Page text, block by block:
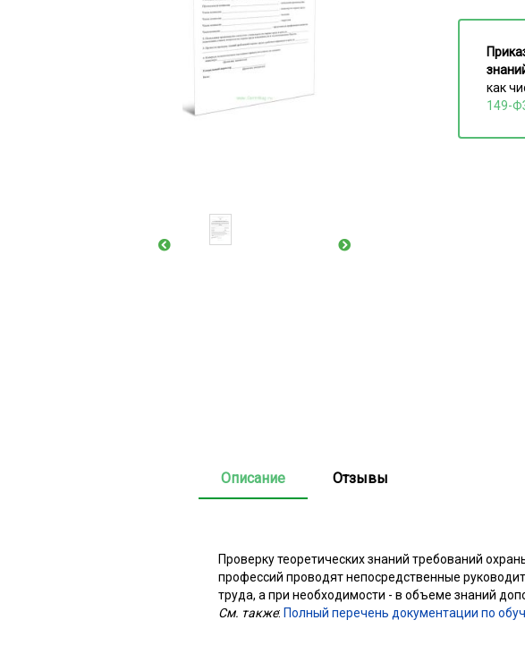
как
149-
Описание Отзывы
Проверку теоретических знаний требований
профессий проводят непосредственные
труда, а при необходимости - в объеме знаний
См. также: Полный перечень документации по